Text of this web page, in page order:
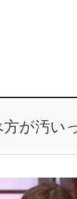
が汚い